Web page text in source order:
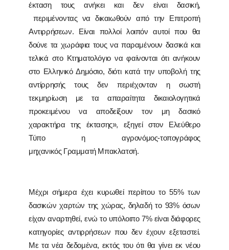
έκταση τους ανήκει και δεν είναι δασική,
περιμένοντας να δικαιωθούν από την Επιτροπή
Αντιρρήσεων. Είναι πολλοί λοιπόν αυτοί που θα
δούνε τα χωράφια τους να παραμένουν δασικά και
τελικά στο Κτηματολόγιο να φαίνονται ότι ανήκουν
στο Ελληνικό Δημόσιο, διότι κατά την υποβολή της
αντίρρησής τους δεν περιέχονταν η σωστή
τεκμηρίωση με τα απαραίτητα δικαιολογητικά
προκειμένου να αποδείξουν τον μη δασικό
χαρακτήρα της έκτασης», εξηγεί στον Ελεύθερο
Τύπο η αγρονόμος-τοπογράφος
μηχανικός Γραμματή Μπακλατσή.
Μέχρι σήμερα έχει κυρωθεί περίπου το 55% των
δασικών χαρτών της χώρας, δηλαδή το 93% όσων
είχαν αναρτηθεί, ενώ το υπόλοιπο 7% είναι διάφορες
κατηγορίες αντιρρήσεων που δεν έχουν εξεταστεί.
Με τα νέα δεδομένα, εκτός του ότι θα γίνει εκ νέου